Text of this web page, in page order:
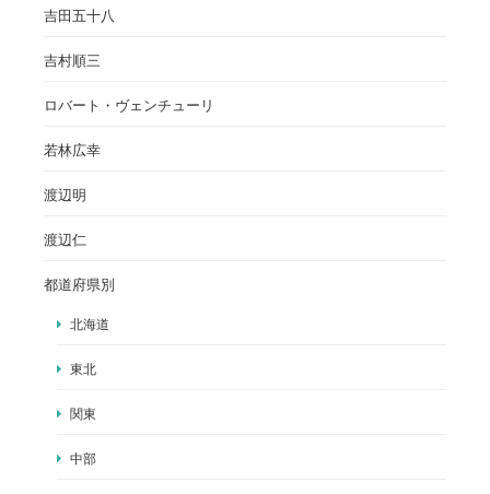
吉田五十八
吉村順三
ロバート・ヴェンチューリ
若林広幸
渡辺明
渡辺仁
都道府県別
北海道
東北
関東
中部